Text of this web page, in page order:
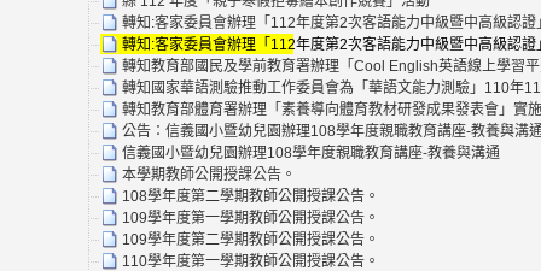
轉知:客家委員會辦理「112年度第2次客語能力中級暨中高級認
轉知:客家委員會辦理「112年度第2次客語能力中級暨中高級認
轉知教育部國民及學前教育署辦理「Cool English英語線上學習
轉知國家華語測驗推動工作委員會為「華語文能力測驗」110年
轉知教育部體育署辦理「素養導向體育教材研發成果發表會」實
公告：信義國小暨幼兒園辦理108學年度親職教育講座-教養與溝
信義國小暨幼兒園辦理108學年度親職教育講座-教養與溝通
本學期教師公開授課公告。
108學年度第二學期教師公開授課公告。
109學年度第一學期教師公開授課公告。
109學年度第二學期教師公開授課公告。
110學年度第一學期教師公開授課公告。